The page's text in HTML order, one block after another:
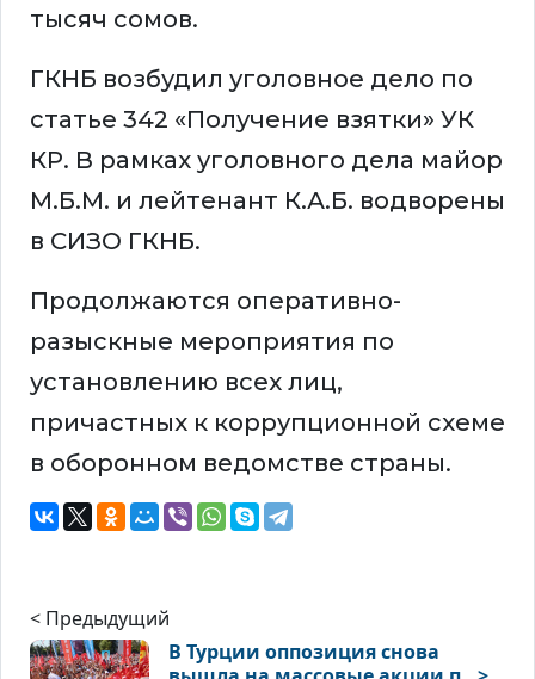
тысяч сомов.
ГКНБ возбудил уголовное дело по
статье 342 «Получение взятки» УК
КР. В рамках уголовного дела майор
М.Б.М. и лейтенант К.А.Б. водворены
в СИЗО ГКНБ.
Продолжаются оперативно-
разыскные мероприятия по
установлению всех лиц,
причастных к коррупционной схеме
в оборонном ведомстве страны.
< Предыдущий
В Турции оппозиция снова